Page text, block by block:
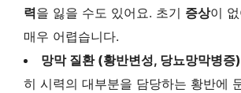
력을 잃을 수도 있어요. 초기 증상이
매우 어렵습니다.
망막 질환 (황반변성, 당뇨망막병증
히 시력의 대부분을 담당하는 황반에